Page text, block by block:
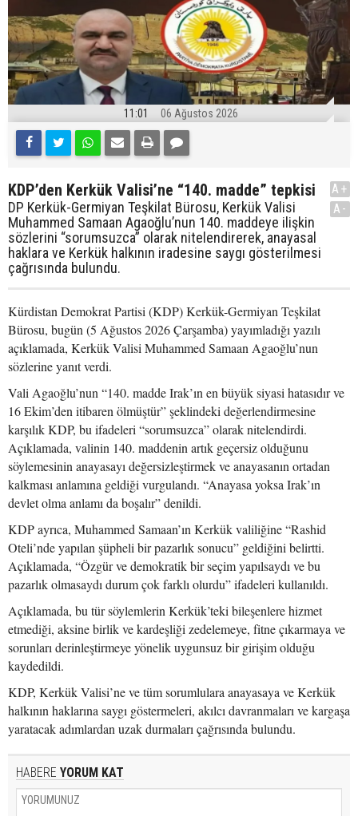
11:01 06 Ağustos 2026
KDP’den Kerkük Valisi’ne “140. madde” tepkisi
DP Kerkük-Germiyan Teşkilat Bürosu, Kerkük Valisi
Muhammed Samaan Agaoğlu’nun 140. maddeye ilişkin
sözlerini “sorumsuzca” olarak nitelendirerek, anayasal
haklara ve Kerkük halkının iradesine saygı gösterilmesi
çağrısında bulundu.
A+
A-
Kürdistan Demokrat Partisi (KDP) Kerkük-Germiyan Teşkilat
Bürosu, bugün (5 Ağustos 2026 Çarşamba) yayımladığı yazılı
açıklamada, Kerkük Valisi Muhammed Samaan Agaoğlu’nun
sözlerine yanıt verdi.
Vali Agaoğlu’nun “140. madde Irak’ın en büyük siyasi hatasıdır ve
16 Ekim’den itibaren ölmüştür” şeklindeki değerlendirmesine
karşılık KDP, bu ifadeleri “sorumsuzca” olarak nitelendirdi.
Açıklamada, valinin 140. maddenin artık geçersiz olduğunu
söylemesinin anayasayı değersizleştirmek ve anayasanın ortadan
kalkması anlamına geldiği vurgulandı. “Anayasa yoksa Irak’ın
devlet olma anlamı da boşalır” denildi.
KDP ayrıca, Muhammed Samaan’ın Kerkük valiliğine “Rashid
Oteli’nde yapılan şüpheli bir pazarlık sonucu” geldiğini belirtti.
Açıklamada, “Özgür ve demokratik bir seçim yapılsaydı ve bu
pazarlık olmasaydı durum çok farklı olurdu” ifadeleri kullanıldı.
Açıklamada, bu tür söylemlerin Kerkük’teki bileşenlere hizmet
etmediği, aksine birlik ve kardeşliği zedelemeye, fitne çıkarmaya ve
sorunları derinleştirmeye yönelik uygunsuz bir girişim olduğu
kaydedildi.
KDP, Kerkük Valisi’ne ve tüm sorumlulara anayasaya ve Kerkük
halkının haklarına saygı göstermeleri, akılcı davranmaları ve kargaşa
yaratacak adımlardan uzak durmaları çağrısında bulundu.
HABERE YORUM KAT